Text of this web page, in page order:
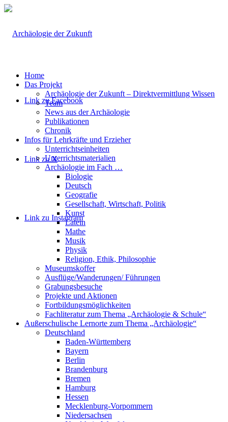
Link zu Facebook
Link zu X
Link zu Instagram
Home
Das Projekt
Archäologie der Zukunft – Direktvermittlung Wissen
Team
News aus der Archäologie
Publikationen
Chronik
Infos für Lehrkräfte und Erzieher
Unterrichtseinheiten
Unterrichtsmaterialien
Archäologie im Fach …
Biologie
Deutsch
Geografie
Gesellschaft, Wirtschaft, Politik
Kunst
Latein
Mathe
Musik
Physik
Religion, Ethik, Philosophie
Museumskoffer
Ausflüge/Wanderungen/ Führungen
Grabungsbesuche
Projekte und Aktionen
Fortbildungsmöglichkeiten
Fachliteratur zum Thema „Archäologie & Schule“
Außerschulische Lernorte zum Thema „Archäologie“
Deutschland
Baden-Württemberg
Bayern
Berlin
Brandenburg
Bremen
Hamburg
Hessen
Mecklenburg-Vorpommern
Niedersachsen